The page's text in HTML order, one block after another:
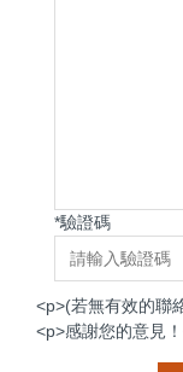
*驗證碼
<p>(若無有效的聯
<p>感謝您的意見